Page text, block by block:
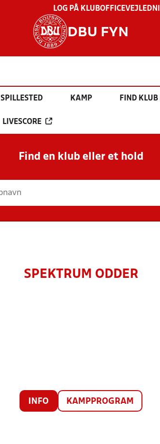
LOG PÅ KLUBOFFICE
DBU FYN
SPILLESTED KAMP FIND
LIVESCORE
Find en klub eller et hold
SPEKTRUM ODDER
INFO KAMPPROGRAM